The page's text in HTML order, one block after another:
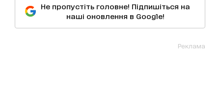
Не пропустіть головне! Підпишіться на
наші оновлення в Google!
Реклама